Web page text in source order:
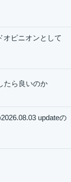
オピニオンとして
たら良いのか
updateの